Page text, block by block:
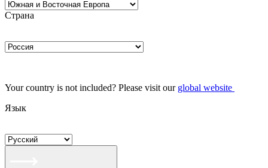
Страна
Your country is not included? Please visit our global website
Язык